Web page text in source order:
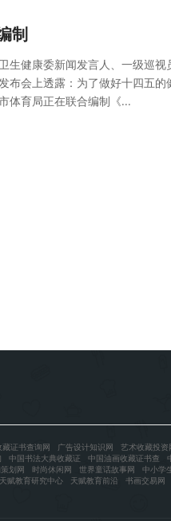
制
生健康委新闻发言人、一级巡视
布会上透露：为了做好十四五的
体育局正在联合编制《...
藏证书查询网 广告设计知识网 艺术收藏投资
中国书法大典收藏证 中国油画收藏证书查
划网 时尚休闲网 世界童话故事网 中小学
天赋教育研究中心 天赋教育前沿 书画交易网